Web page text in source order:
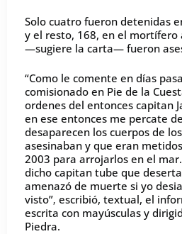
Solo cuatro fueron detenidas
y el resto, 168, en el mortífero
—sugiere la carta— fueron
“Como le comente en días
comisionado en Pie de la
ordenes del entonces capitan
en ese entonces me percate
desaparecen los cuerpos de
asesinaban y que eran
2003 para arrojarlos en el
dicho capitan tube que
amenazó de muerte si yo
visto”, escribió, textual, el
escrita con mayúsculas y
Piedra.